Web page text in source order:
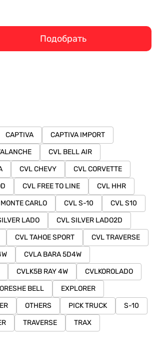
Подобрать
CAPTIVA
CAPTIVA IMPORT
CVL BELL AIR
CVL CHEVY
CVL CORVETTE
CVL FREE TO LINE
CVL HHR
CARLO CVL S-10
CVL S10
LADO
CVL SILVER LADO2D
CVL TAHOE SPORT
CVL TRAVERSE
CVLA BARA 5D4W
CVLK5B RAY 4W
CVLKOROLADO
BELL
EXPLORER
OTHERS PICK TRUCK
S-10
TRAVERSE TRAX